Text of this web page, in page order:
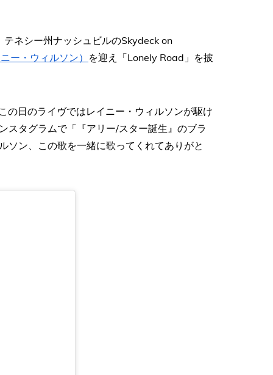
テネシー州ナッシュビルのSkydeck on
ー・ウィルソン） を迎え「Lonely Road」を披
の日のライヴではレイニー・ウィルソンが駆け
スタグラムで「『アリー/スター誕生』のブラ
ソン、この歌を一緒に歌ってくれてありがと